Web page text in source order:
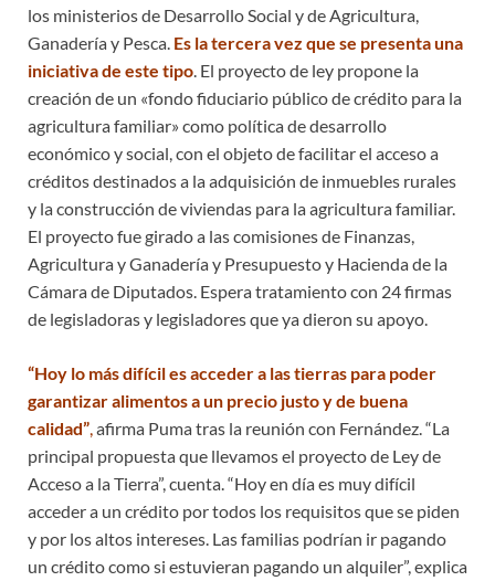
los ministerios de Desarrollo Social y de Agricultura,
Ganadería y Pesca. Es la tercera vez que se presenta una
iniciativa de este tipo . El proyecto de ley propone la
creación de un «fondo fiduciario público de crédito para la
agricultura familiar» como política de desarrollo
económico y social, con el objeto de facilitar el acceso a
créditos destinados a la adquisición de inmuebles rurales
y la construcción de viviendas para la agricultura familiar.
El proyecto fue girado a las comisiones de Finanzas,
Agricultura y Ganadería y Presupuesto y Hacienda de la
Cámara de Diputados. Espera tratamiento con 24 firmas
de legisladoras y legisladores que ya dieron su apoyo.
“Hoy lo más difícil es acceder a las tierras para poder
garantizar alimentos a un precio justo y de buena
calidad” afirma Puma tras la reunión con Fernández. “La
principal propuesta que llevamos el proyecto de Ley de
Acceso a la Tierra”, cuenta. “Hoy en día es muy difícil
acceder a un crédito por todos los requisitos que se piden
y por los altos intereses. Las familias podrían ir pagando
un crédito como si estuvieran pagando un alquiler”, explica